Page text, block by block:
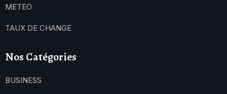
METEO
TAUX DE CHANGE
Nos Catégories
BUSINESS